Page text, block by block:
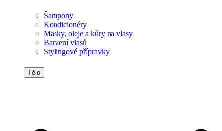
Šampony
Kondicionéry
Masky, oleje a kúry na vlasy
Barvení vlasů
Stylingové přípravky
Tělo